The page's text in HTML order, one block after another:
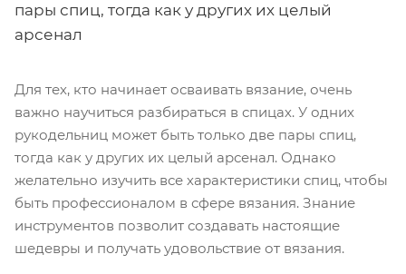
пары спиц, тогда как у других их целый
арсенал
Для тех, кто начинает осваивать вязание, очень
важно научиться разбираться в спицах. У одних
рукодельниц может быть только две пары спиц,
тогда как у других их целый арсенал. Однако
желательно изучить все характеристики спиц, чтобы
быть профессионалом в сфере вязания. Знание
инструментов позволит создавать настоящие
шедевры и получать удовольствие от вязания.